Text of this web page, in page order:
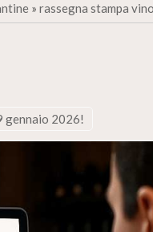
» rassegna stampa
gennaio 2026!